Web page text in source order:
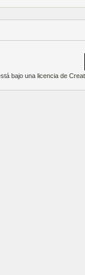
bajo unalicencia de